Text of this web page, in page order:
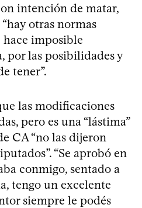
intención de matar,
otras normas
hace imposible
por las posibilidades y
tener”.
las modificaciones
pero es una “lástima”
CA “no las dijeron
“Se aprobó en
conmigo, sentado a
tengo un excelente
siempre le podés